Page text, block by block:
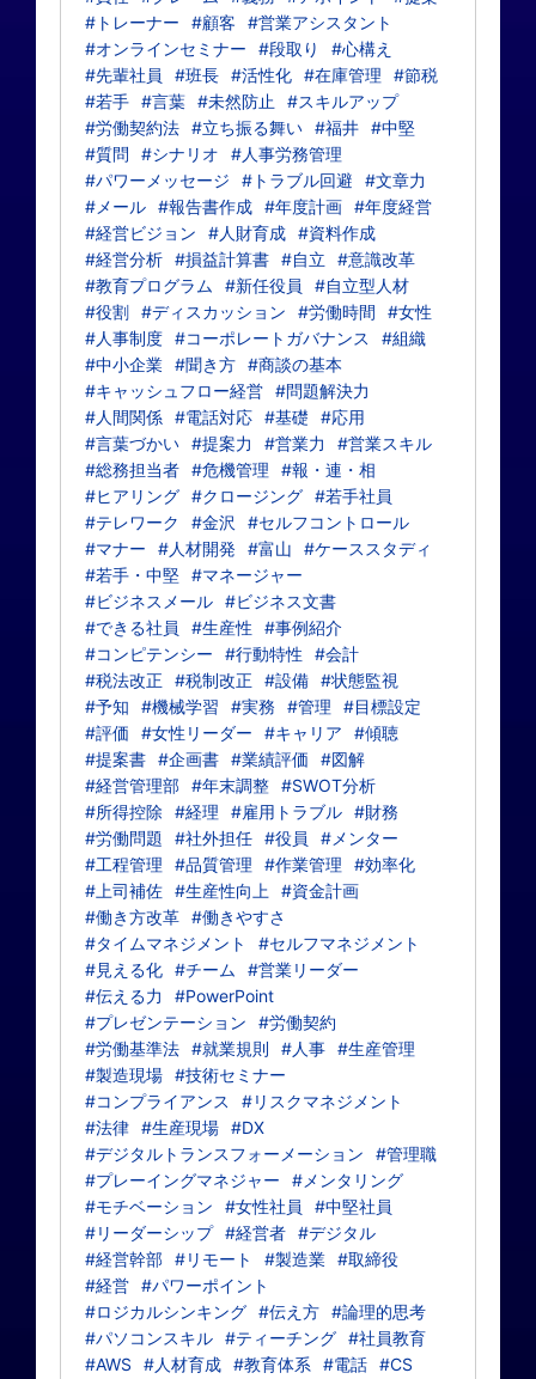
#トレーナー
#顧客
#営業アシスタント
#オンラインセミナー
#段取り
#心構え
#先輩社員
#班長 #活性化 #在庫管理
#節税
#若手 #言葉 #未然防止
#スキルアップ
#労働契約法 #立ち振る舞い #福井 #中堅
#質問
#シナリオ
#人事労務管理
#パワーメッセージ
#トラブル回避
#文章力
#メール #報告書作成 #年度計画 #年度経営
#経営ビジョン
#人財育成 #資料作成
#経営分析 #損益計算書 #自立
#意識改革
#教育プログラム
#新任役員
#自立型人材
#役割 #ディスカッション #労働時間
#女性
#人事制度 #コーポレートガバナンス
#組織
#中小企業 #聞き方 #商談の基本
#キャッシュフロー経営 #問題解決力
#人間関係 #電話対応 #基礎
#応用
#言葉づかい #提案力 #営業力
#営業スキル
#総務担当者 #危機管理
#報・連・相
#ヒアリング #クロージング #若手社員
#テレワーク
#金沢
#セルフコントロール
#マナー
#人材開発 #富山
#ケーススタディ
#若手・中堅 #マネージャー
#ビジネスメール #ビジネス文書
#できる社員
#生産性
#事例紹介
#コンピテンシー
#行動特性
#会計
#税法改正
#税制改正 #設備 #状態監視
#予知
#機械学習 #実務 #管理
#目標設定
#評価
#女性リーダー #キャリア
#傾聴
#提案書 #企画書 #業績評価
#図解
#経営管理部 #年末調整 #SWOT分析
#所得控除
#経理 #雇用トラブル #財務
#労働問題
#社外担任 #役員
#メンター
#工程管理
#品質管理 #作業管理
#効率化
#上司補佐 #生産性向上
#資金計画
#働き方改革 #働きやすさ
#タイムマネジメント
#セルフマネジメント
#見える化 #チーム
#営業リーダー
#伝える力
#PowerPoint
#プレゼンテーション
#労働契約
#労働基準法 #就業規則 #人事 #生産管理
#製造現場 #技術セミナー
#コンプライアンス
#リスクマネジメント
#法律 #生産現場 #DX
#デジタルトランスフォーメーション
#管理職
#プレーイングマネジャー
#メンタリング
#モチベーション
#女性社員
#中堅社員
#リーダーシップ #経営者 #デジタル
#経営幹部 #リモート #製造業 #取締役
#経営 #パワーポイント
#ロジカルシンキング #伝え方 #論理的思考
#パソコンスキル #ティーチング #社員教育
#AWS
#人材育成 #教育体系 #電話 #CS